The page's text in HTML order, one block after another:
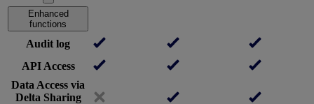
Enhanced
functions
Audit log
API Access
Data Access via
Delta Sharing